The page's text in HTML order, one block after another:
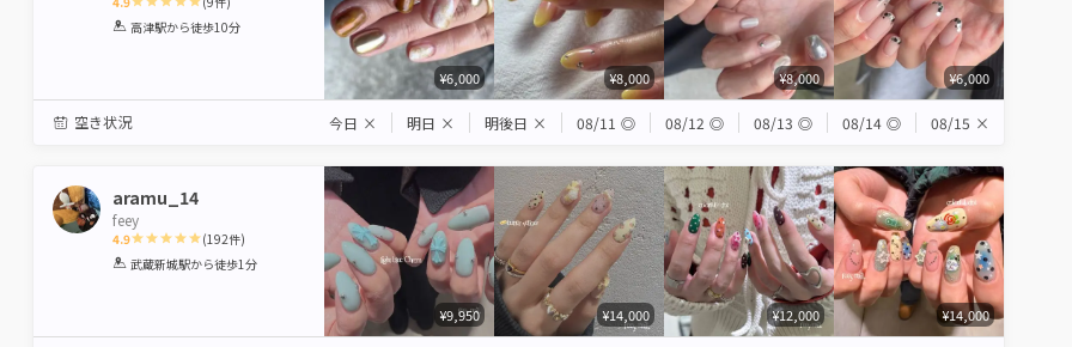
1 2 3 4 5
高津駅から徒歩10分
¥6,000 ¥8,000 ¥8,000 ¥6,000
空き状況 今日 × 明日 × 明後日 × 08/11 ◎ 08/12 ◎ 08/13 ◎ 08/14 ◎ 08/15 ×
aramu_14
feey
4.9
1 2 3 4 5
(192件)
武蔵新城駅から徒歩1分
¥9,950 ¥14,000 ¥12,000 ¥14,000